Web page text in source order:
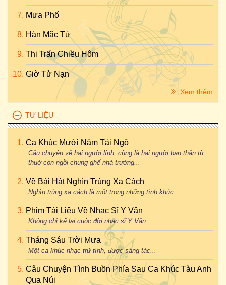
Mưa Phố
Hàn Mặc Tử
Thị Trấn Chiều Hôm
Giờ Tử Nạn
Xem thêm
TƯ LIỆU
Ca Khúc Mười Năm Tái Ngộ
Câu chuyện về hai người lính, cũng là hai người bạn thân từ
thuở còn ngồi chung ghế nhà trường...
Về Bài Hát Nghìn Trùng Xa Cách
Nghìn trùng xa cách là một trong những tình khúc...
Phim Tài Liệu Về Nhạc Sĩ Y Vân
Không chỉ kể lại cuộc đời nhạc sĩ Y Vân...
Tháng Sáu Trời Mưa
Một ca khúc nhạc trữ tình, được sáng tác...
Câu Chuyện Tình Buồn Phía Sau Ca Khúc Tàu Anh
Qua Núi